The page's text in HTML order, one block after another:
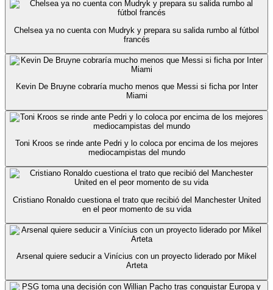
Chelsea ya no cuenta con Mudryk y prepara su salida rumbo al fútbol
francés
Kevin De Bruyne cobraría mucho menos que Messi si ficha por Inter
Miami
Toni Kroos se rinde ante Pedri y lo coloca por encima de los mejores
mediocampistas del mundo
Cristiano Ronaldo cuestiona el trato que recibió del Manchester United
en el peor momento de su vida
Arsenal quiere seducir a Vinícius con un proyecto liderado por Mikel
Arteta